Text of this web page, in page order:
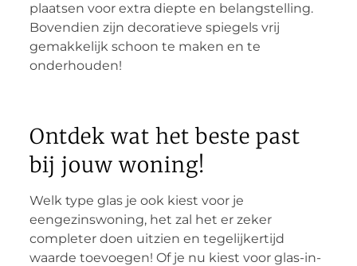
plaatsen voor extra diepte en belangstelling.
Bovendien zijn decoratieve spiegels vrij
gemakkelijk schoon te maken en te
onderhouden!
Ontdek wat het beste past
bij jouw woning!
Welk type glas je ook kiest voor je
eengezinswoning, het zal het er zeker
completer doen uitzien en tegelijkertijd
waarde toevoegen! Of je nu kiest voor glas-in-